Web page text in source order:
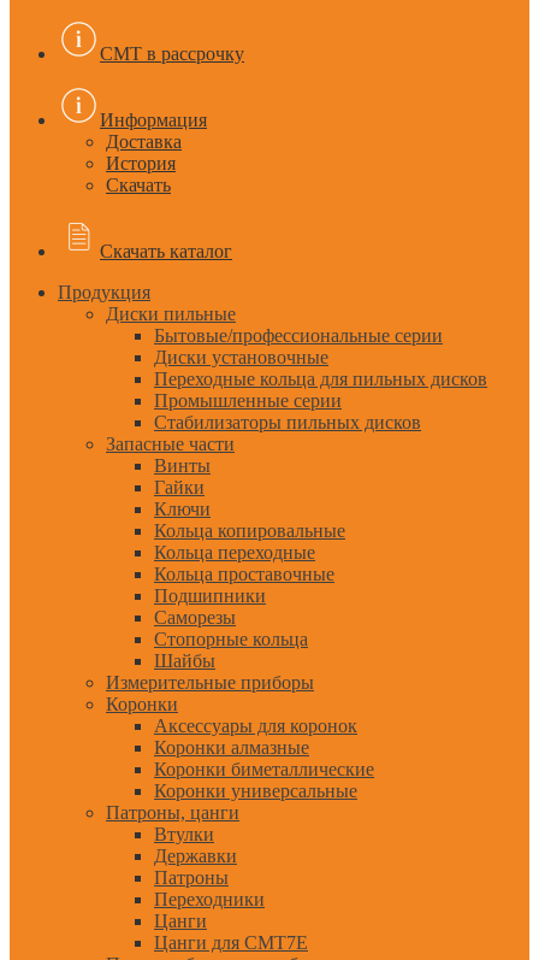
CMT в рассрочку
Информация
Доставка
История
Скачать
Скачать каталог
Продукция
Диски пильные
Бытовые/профессиональные серии
Диски установочные
Переходные кольца для пильных дисков
Промышленные серии
Стабилизаторы пильных дисков
Запасные части
Винты
Гайки
Ключи
Кольца копировальные
Кольца переходные
Кольца проставочные
Подшипники
Саморезы
Стопорные кольца
Шайбы
Измерительные приборы
Коронки
Аксессуары для коронок
Коронки алмазные
Коронки биметаллические
Коронки универсальные
Патроны, цанги
Втулки
Державки
Патроны
Переходники
Цанги
Цанги для CMT7E